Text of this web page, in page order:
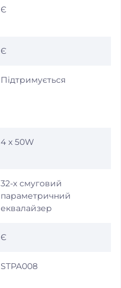
Є
Є
Підтримується
4 x 50W
32-х смуговий
параметричний
еквалайзер
Є
STPA008